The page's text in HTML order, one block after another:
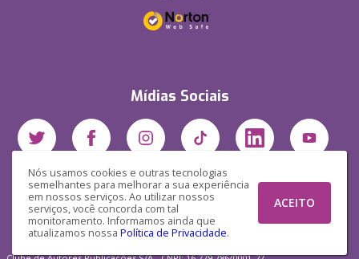
Nós usamos cookies e outras tecnologias
semelhantes para melhorar a sua experiência
em nossos serviços. Ao utilizar nossos
serviços, você concorda com tal
monitoramento. Informamos ainda que
atualizamos nossa Política de Privacidade.
ACEITO
Mídias Sociais